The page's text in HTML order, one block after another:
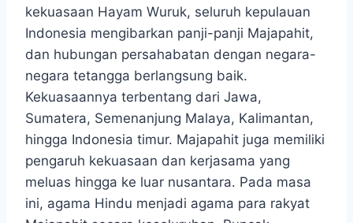
kekuasaan Hayam Wuruk, seluruh kepulauan
Indonesia mengibarkan panji-panji Majapahit,
dan hubungan persahabatan dengan negara-
negara tetangga berlangsung baik.
Kekuasaannya terbentang dari Jawa,
Sumatera, Semenanjung Malaya, Kalimantan,
hingga Indonesia timur. Majapahit juga memiliki
pengaruh kekuasaan dan kerjasama yang
meluas hingga ke luar nusantara. Pada masa
ini, agama Hindu menjadi agama para rakyat